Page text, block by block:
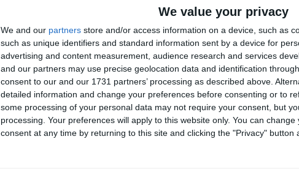
We value your privacy
We and our partners store and/or access information on a device, such as
such as unique identifiers and standard information sent by a device for
advertising and content measurement, audience research and services
and our partners may use precise geolocation data and identification
consent to our and our 1731 partners’ processing as described above.
detailed information and change your preferences before consenting or to
some processing of your personal data may not require your consent, but
processing. Your preferences will apply to this website only. You can
consent at any time by returning to this site and clicking the "Privacy" button